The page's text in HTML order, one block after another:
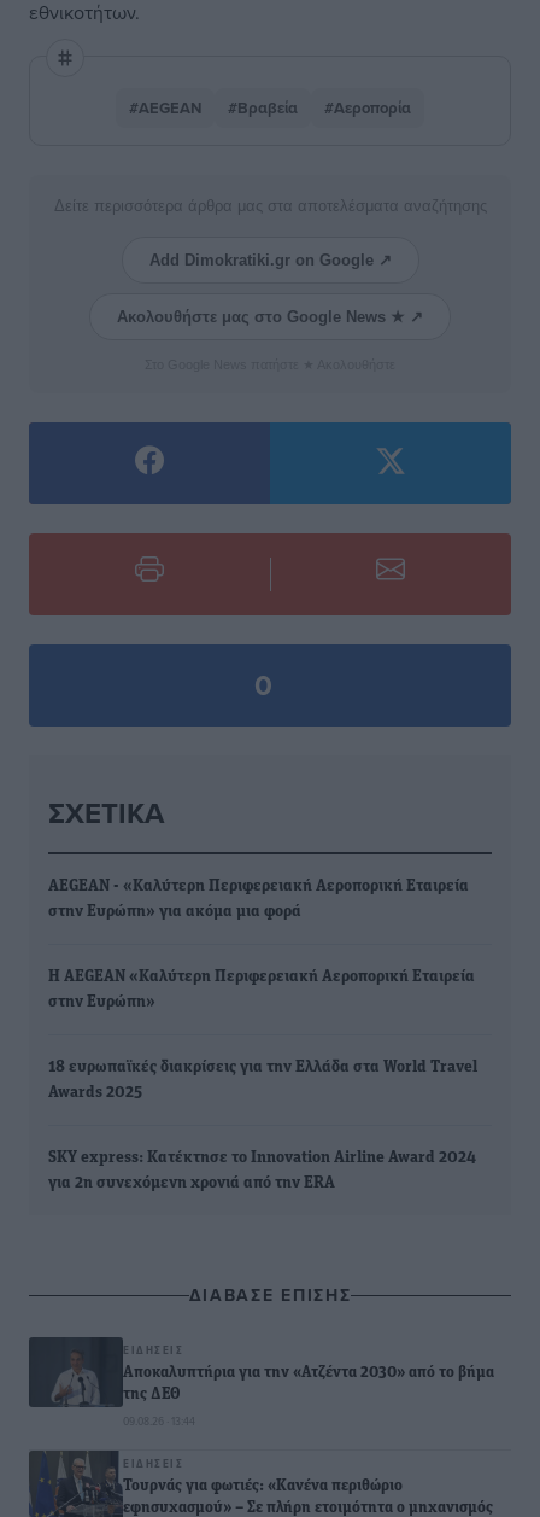
εθνικοτήτων.
#AEGEAN #Βραβεία #Αεροπορία
Δείτε περισσότερα άρθρα μας στα αποτελέσματα αναζήτησης
Add Dimokratiki.gr on Google ↗
Ακολουθήστε μας στο Google News ★ ↗
0
ΣΧΕΤΙΚΆ
AEGEAN - «Καλύτερη Περιφερειακή Αεροπορική Εταιρεία
στην Ευρώπη» για ακόμα μια φορά
Η AEGEAN «Καλύτερη Περιφερειακή Αεροπορική Εταιρεία
στην Ευρώπη»
18 ευρωπαϊκές διακρίσεις για την Ελλάδα στα World Travel
Awards 2025
SKY express: Κατέκτησε το Innovation Airline Award 2024
για 2η συνεχόμενη χρονιά από την ERA
ΔΙΑΒΑΣΕ ΕΠΙΣΗΣ
ΕΙΔΉΣΕΙΣ
Αποκαλυπτήρια για την «Ατζέντα 2030» από το βήμα
της ΔΕΘ
09.08.26 · 13:44
ΕΙΔΉΣΕΙΣ
Τουρνάς για φωτιές: «Κανένα περιθώριο
εφησυχασμού» – Σε πλήρη ετοιμότητα ο μηχανισμός